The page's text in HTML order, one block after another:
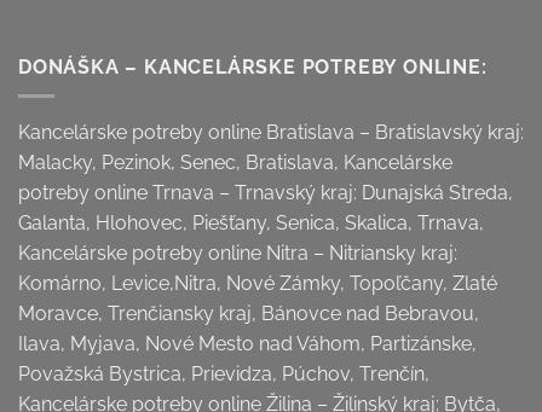
DONÁŠKA – KANCELÁRSKE POTREBY ONLINE:
Kancelárske potreby online Bratislava – Bratislavský kraj:
Malacky, Pezinok, Senec, Bratislava, Kancelárske
potreby online Trnava – Trnavský kraj: Dunajská Streda,
Galanta, Hlohovec, Piešťany, Senica, Skalica, Trnava,
Kancelárske potreby online Nitra – Nitriansky kraj:
Komárno, Levice,Nitra, Nové Zámky, Topoľčany, Zlaté
Moravce, Trenčiansky kraj, Bánovce nad Bebravou,
Ilava, Myjava, Nové Mesto nad Váhom, Partizánske,
Považská Bystrica, Prievidza, Púchov, Trenčín,
Kancelárske potreby online Žilina – Žilinský kraj: Bytča,